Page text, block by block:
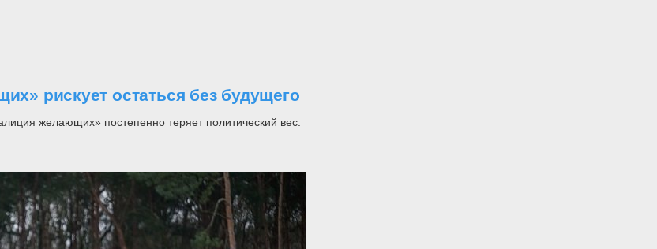
рискует остаться без будущего
желающих» постепенно теряет политический вес.